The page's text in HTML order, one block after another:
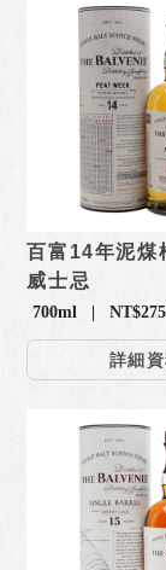
百富14年泥煤
威士忌
700ml |
詳細